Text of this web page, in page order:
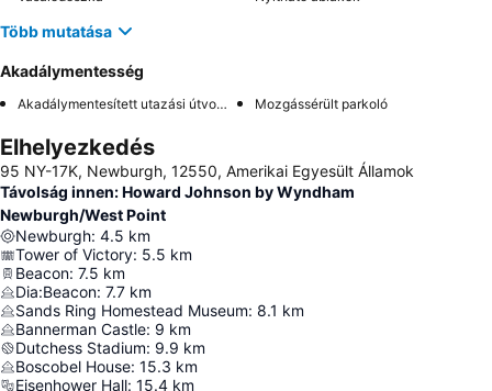
Több mutatása
Akadálymentesség
Akadálymentesített utazási útvonal Mozgássérült parkoló
Elhelyezkedés
95 NY-17K, Newburgh, 12550, Amerikai Egyesült Államok
Távolság innen: Howard Johnson by Wyndham
Newburgh/West Point
Newburgh: 4.5 km
Tower of Victory: 5.5 km
Beacon: 7.5 km
Dia:Beacon: 7.7 km
Sands Ring Homestead Museum: 8.1 km
Bannerman Castle: 9 km
Dutchess Stadium: 9.9 km
Boscobel House: 15.3 km
Eisenhower Hall: 15.4 km